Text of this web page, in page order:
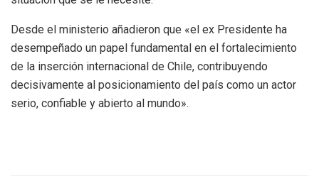
Desde el ministerio añadieron que «el ex Presidente ha
desempeñado un papel fundamental en el fortalecimiento
de la inserción internacional de Chile, contribuyendo
decisivamente al posicionamiento del país como un actor
serio, confiable y abierto al mundo».